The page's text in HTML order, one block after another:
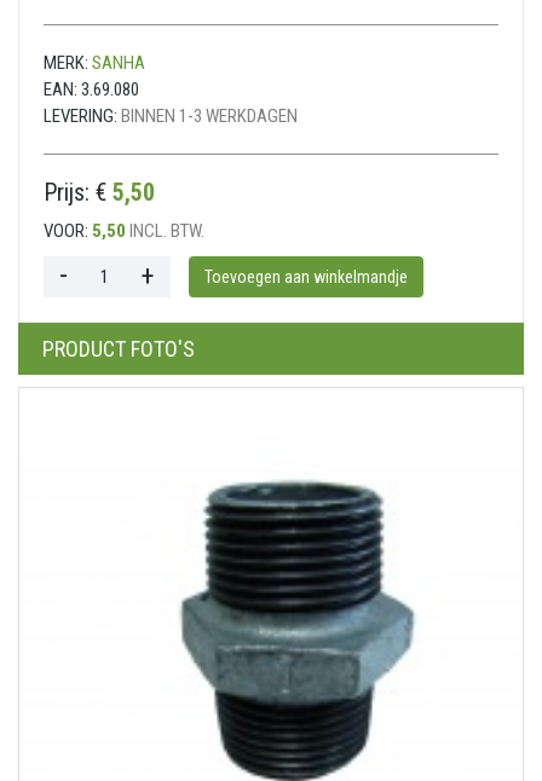
MERK: SANHA
EAN: 3.69.080
LEVERING: BINNEN 1-3 WERKDAGEN
Prijs: € 5,50
VOOR: 5,50 INCL. BTW.
PRODUCT FOTO'S